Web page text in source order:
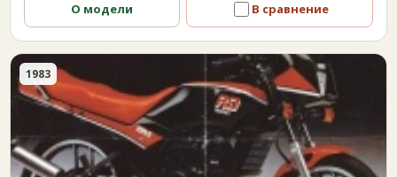
О модели В сравнение
1983